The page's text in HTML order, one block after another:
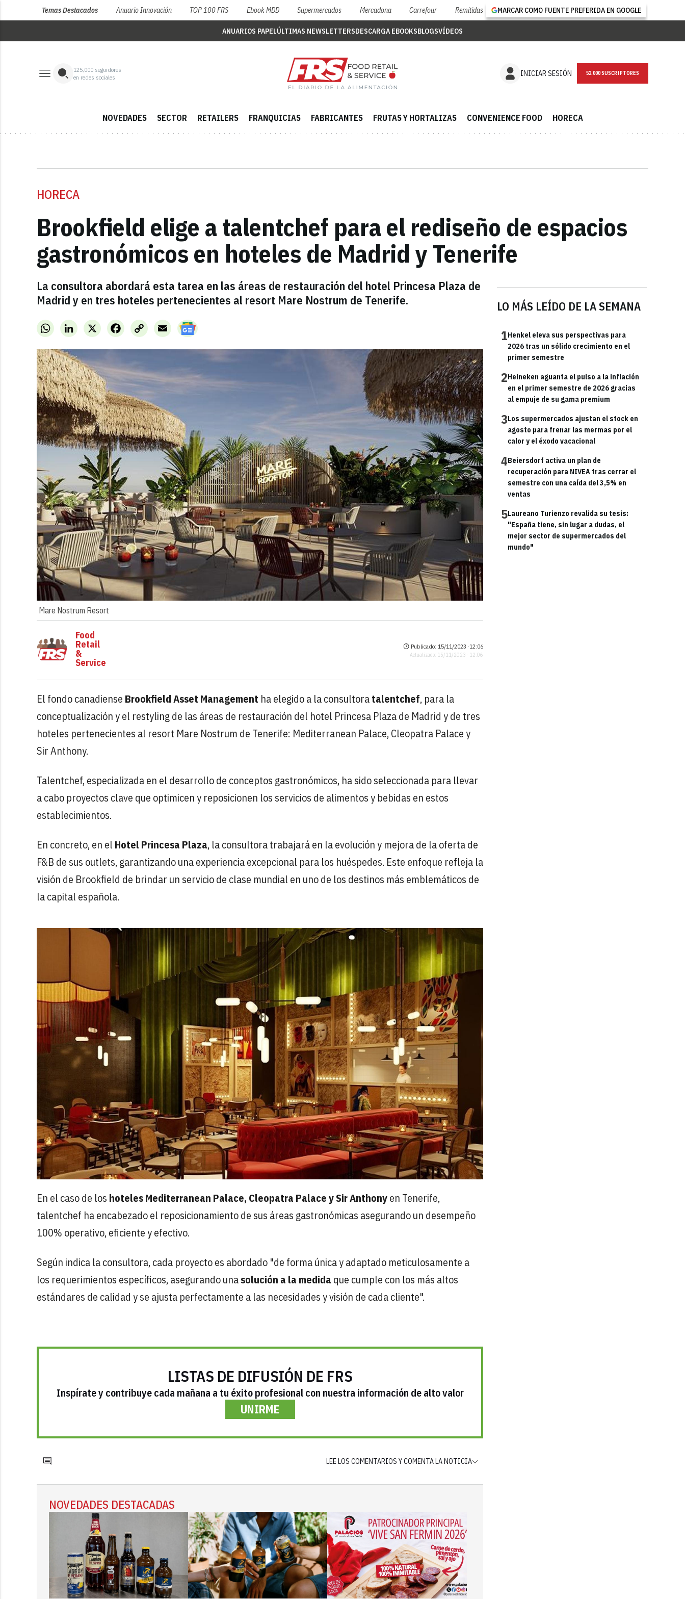
Temas Destacados Anuario Innovación TOP 100 FRS Ebook MDD Supermercados Mercadona Carrefour Remitidas MARCAR COMO FUENTE PREFERIDA EN GOOGLE
ANUARIOS PAPELÚLTIMAS NEWSLETTERSDESCARGA EBOOKSBLOGSVÍDEOS
125,000 seguidores
en redes sociales
INICIAR SESIÓN NEWSLETTER
NOVEDADES SECTOR RETAILERS FRANQUICIAS FABRICANTES FRUTAS Y HORTALIZAS CONVENIENCE FOOD HORECA
HORECA
Brookfield elige a talentchef para el rediseño de espacios
gastronómicos en hoteles de Madrid y Tenerife
La consultora abordará esta tarea en las áreas de restauración del hotel Princesa Plaza de
Madrid y en tres hoteles pertenecientes al resort Mare Nostrum de Tenerife.
WhatsAppLinkedInX FacebookCopy
Link
Email
Mare Nostrum Resort
LO MÁS LEÍDO DE LA SEMANA
1Henkel eleva sus perspectivas para
2026 tras un sólido crecimiento en el
primer semestre
2Heineken aguanta el pulso a la inflación
en el primer semestre de 2026 gracias
al empuje de su gama premium
3Los supermercados ajustan el stock en
agosto para frenar las mermas por el
calor y el éxodo vacacional
4Beiersdorf activa un plan de
recuperación para NIVEA tras cerrar el
semestre con una caída del 3,5% en
ventas
5Laureano Turienzo revalida su tesis:
"España tiene, sin lugar a dudas, el
mejor sector de supermercados del
mundo"
Food
Retail
&
Service
Publicado: 15/11/2023 ·12:06
Actualizado: 15/11/2023 · 12:06
El fondo canadiense Brookfield Asset Management ha elegido a la consultoratalentchef, para la
conceptualización y el restyling de las áreas de restauración del hotel Princesa Plaza de Madrid y de tres
hoteles pertenecientes al resort Mare Nostrum de Tenerife: Mediterranean Palace, Cleopatra Palace y
Sir Anthony.
Talentchef, especializada en el desarrollo de conceptos gastronómicos, ha sido seleccionada para llevar
a cabo proyectos clave que optimicen y reposicionen los servicios de alimentos y bebidas en estos
establecimientos.
En concreto, en el Hotel Princesa Plaza, la consultora trabajará en la evolución y mejora de la oferta de
F&B de sus outlets, garantizando una experiencia excepcional para los huéspedes. Este enfoque refleja la
visión de Brookfield de brindar un servicio de clase mundial en uno de los destinos más emblemáticos de
la capital española.
En el caso de los hoteles Mediterranean Palace, Cleopatra Palace y Sir Anthonyen Tenerife,
talentchef ha encabezado el reposicionamiento de sus áreas gastronómicas asegurando un desempeño
100% operativo, eficiente y efectivo.
Según indica la consultora, cada proyecto es abordado "de forma única y adaptado meticulosamente a
los requerimientos específicos, asegurando unasolución a la medida que cumple con los más altos
estándares de calidad y se ajusta perfectamente a las necesidades y visión de cada cliente".
LISTAS DE DIFUSIÓN DE FRS
Inspírate y contribuye cada mañana a tu éxito profesional con nuestra información de alto valor
UNIRME
LEE LOS COMENTARIOS Y COMENTA LA NOTICIA
NOVEDADES DESTACADAS